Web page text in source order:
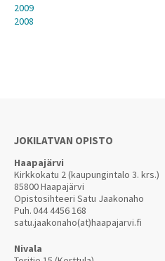
2009
2008
JOKILATVAN OPISTO
Haapajärvi
Kirkkokatu 2 (kaupungintalo 3. krs.)
85800 Haapajärvi
Opistosihteeri Satu Jaakonaho
Puh.044 4456 168
satu.jaakonaho(at)haapajarvi.fi
Nivala